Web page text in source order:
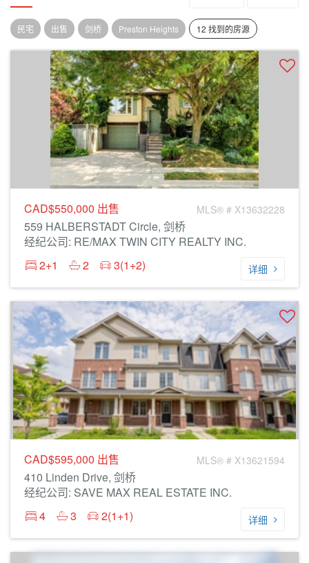
民宅 出售 剑桥 Preston Heights 12 找到的房源
CAD$550,000 出售 MLS® # X13632228
559 HALBERSTADT Circle, 剑桥
经纪公司: RE/MAX TWIN CITY REALTY INC.
2+1
2 3(1+2) 详细
CAD$595,000 出售 MLS® # X13621594
410 Linden Drive, 剑桥
经纪公司: SAVE MAX REAL ESTATE INC.
4
3 2(1+1) 详细